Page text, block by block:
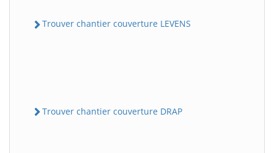
Trouver chantier couverture LEVENS
Trouver chantier couverture DRAP